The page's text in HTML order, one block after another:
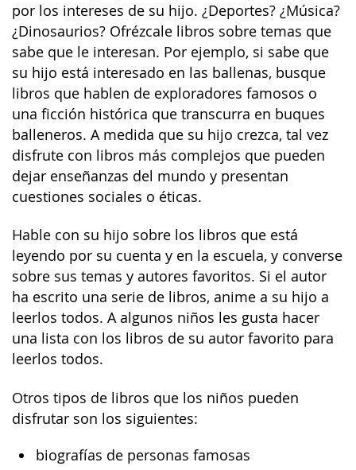
por los intereses de su hijo. ¿Deportes? ¿Música?
¿Dinosaurios? Ofrézcale libros sobre temas que
sabe que le interesan. Por ejemplo, si sabe que
su hijo está interesado en las ballenas, busque
libros que hablen de exploradores famosos o
una ficción histórica que transcurra en buques
balleneros. A medida que su hijo crezca, tal vez
disfrute con libros más complejos que pueden
dejar enseñanzas del mundo y presentan
cuestiones sociales o éticas.
Hable con su hijo sobre los libros que está
leyendo por su cuenta y en la escuela, y converse
sobre sus temas y autores favoritos. Si el autor
ha escrito una serie de libros, anime a su hijo a
leerlos todos. A algunos niños les gusta hacer
una lista con los libros de su autor favorito para
leerlos todos.
Otros tipos de libros que los niños pueden
disfrutar son los siguientes:
biografías de personas famosas